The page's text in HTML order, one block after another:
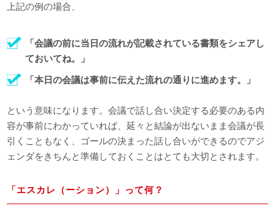
上記の例の場合、
「会議の前に当日の流れが記載されている書類をシェアし
ておいてね。」
「本日の会議は事前に伝えた流れの通りに進めます。」
という意味になります。会議で話し合い決定する必要のある内
容が事前にわかっていれば、延々と結論が出ないまま会議が長
引くこともなく、ゴールの決まった話し合いができるのでアジ
ェンダをきちんと準備しておくことはとても大切とされます。
「エスカレ（ーション）」って何？